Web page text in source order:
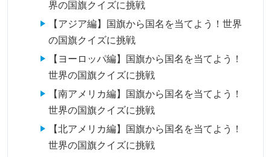
界の国旗クイズに挑戦
【アジア編】国旗から国名を当てよう！世界
の国旗クイズに挑戦
【ヨーロッパ編】国旗から国名を当てよう！
世界の国旗クイズに挑戦
【南アメリカ編】国旗から国名を当てよう！
世界の国旗クイズに挑戦
【北アメリカ編】国旗から国名を当てよう！
世界の国旗クイズに挑戦